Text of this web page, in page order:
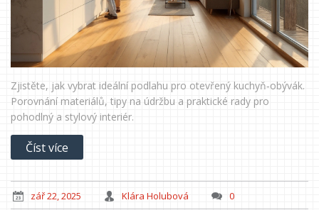
Zjistěte, jak vybrat ideální podlahu pro otevřený kuchyň‑obývák.
Porovnání materiálů, tipy na údržbu a praktické rady pro
pohodlný a stylový interiér.
Číst více
zář 22, 2025 Klára Holubová 0